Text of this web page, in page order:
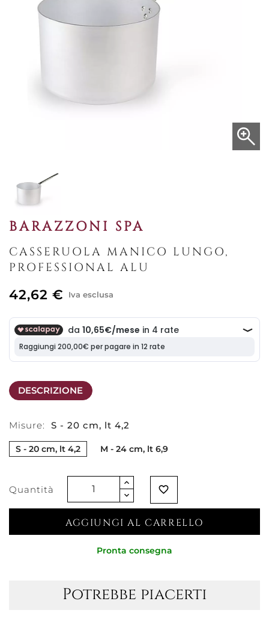
BARAZZONI SPA
CASSERUOLA MANICO LUNGO,
PROFESSIONAL ALU
42,62 € Iva esclusa
DESCRIZIONE
Misure: S - 20 cm, lt 4,2
S - 20 cm, lt 4,2 M - 24 cm, lt 6,9
Quantità favorite_border
AGGIUNGI AL CARRELLO
Pronta consegna
Potrebbe piacerti